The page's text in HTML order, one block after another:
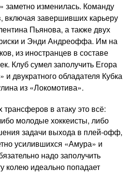
заметно изменилась. Команду
включая завершивших карьеру
Пьянова, а также двух
и Энди Андреоффа. Им на
из иностранцев в составе
Клуб сумел заполучить Егора
и двукратного обладателя Кубка
из «Локомотива».
в атаку это всё:
молодые хоккеисты, либо
задачи выхода в плей-офф,
усилившихся «Амура» и
надо заполучить
колею идеально попадает